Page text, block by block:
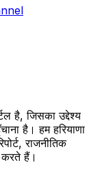
है, जिसका उद्देश्य
है। हम हरियाणा
राजनीतिक
करते हैं।